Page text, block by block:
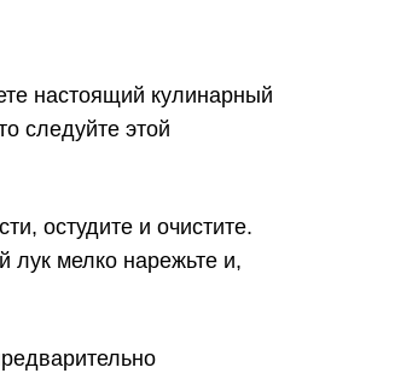
настоящий кулинарный
следуйте этой
остудите и очистите.
лук мелко нарежьте и,